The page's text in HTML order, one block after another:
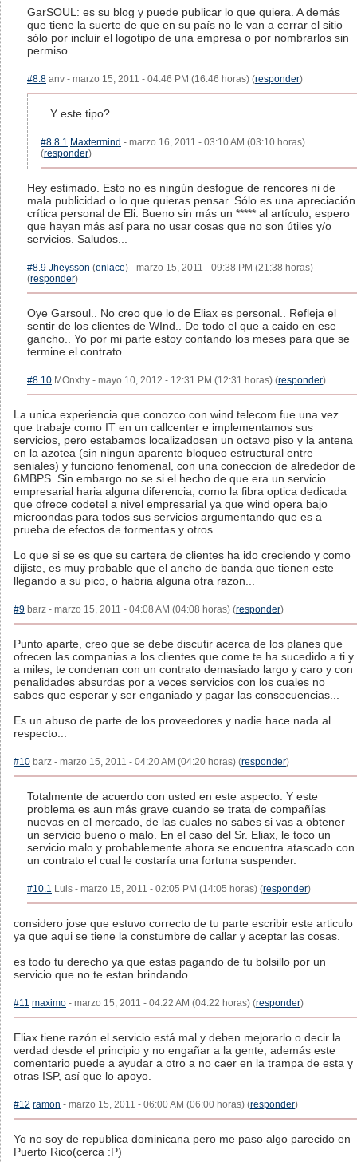
GarSOUL: es su blog y puede publicar lo que quiera. A demás
que tiene la suerte de que en su país no le van a cerrar el sitio
sólo por incluir el logotipo de una empresa o por nombrarlos sin
permiso.
#8.8 anv - marzo 15, 2011 - 04:46 PM (16:46 horas) (responder)
...Y este tipo?
#8.8.1 Maxtermind - marzo 16, 2011 - 03:10 AM (03:10 horas)
(responder)
Hey estimado. Esto no es ningún desfogue de rencores ni de
mala publicidad o lo que quieras pensar. Sólo es una apreciación
crítica personal de Eli. Bueno sin más un ***** al artículo, espero
que hayan más así para no usar cosas que no son útiles y/o
servicios. Saludos...
#8.9 Jheysson (enlace) - marzo 15, 2011 - 09:38 PM (21:38 horas)
(responder)
Oye Garsoul.. No creo que lo de Eliax es personal.. Refleja el
sentir de los clientes de WInd.. De todo el que a caido en ese
gancho.. Yo por mi parte estoy contando los meses para que se
termine el contrato..
#8.10 MOnxhy - mayo 10, 2012 - 12:31 PM (12:31 horas) (responder)
La unica experiencia que conozco con wind telecom fue una vez
que trabaje como IT en un callcenter e implementamos sus
servicios, pero estabamos localizadosen un octavo piso y la antena
en la azotea (sin ningun aparente bloqueo estructural entre
seniales) y funciono fenomenal, con una coneccion de alrededor de
6MBPS. Sin embargo no se si el hecho de que era un servicio
empresarial haria alguna diferencia, como la fibra optica dedicada
que ofrece codetel a nivel empresarial ya que wind opera bajo
microondas para todos sus servicios argumentando que es a
prueba de efectos de tormentas y otros.
Lo que si se es que su cartera de clientes ha ido creciendo y como
dijiste, es muy probable que el ancho de banda que tienen este
llegando a su pico, o habria alguna otra razon...
#9 barz - marzo 15, 2011 - 04:08 AM (04:08 horas) (responder)
Punto aparte, creo que se debe discutir acerca de los planes que
ofrecen las companias a los clientes que come te ha sucedido a ti y
a miles, te condenan con un contrato demasiado largo y caro y con
penalidades absurdas por a veces servicios con los cuales no
sabes que esperar y ser enganiado y pagar las consecuencias...
Es un abuso de parte de los proveedores y nadie hace nada al
respecto...
#10 barz - marzo 15, 2011 - 04:20 AM (04:20 horas) (responder)
Totalmente de acuerdo con usted en este aspecto. Y este
problema es aun más grave cuando se trata de compañías
nuevas en el mercado, de las cuales no sabes si vas a obtener
un servicio bueno o malo. En el caso del Sr. Eliax, le toco un
servicio malo y probablemente ahora se encuentra atascado con
un contrato el cual le costaría una fortuna suspender.
#10.1 Luis - marzo 15, 2011 - 02:05 PM (14:05 horas) (responder)
considero jose que estuvo correcto de tu parte escribir este articulo
ya que aqui se tiene la constumbre de callar y aceptar las cosas.
es todo tu derecho ya que estas pagando de tu bolsillo por un
servicio que no te estan brindando.
#11 maximo - marzo 15, 2011 - 04:22 AM (04:22 horas) (responder)
Eliax tiene razón el servicio está mal y deben mejorarlo o decir la
verdad desde el principio y no engañar a la gente, además este
comentario puede a ayudar a otro a no caer en la trampa de esta y
otras ISP, así que lo apoyo.
#12 ramon - marzo 15, 2011 - 06:00 AM (06:00 horas) (responder)
Yo no soy de republica dominicana pero me paso algo parecido en
Puerto Rico(cerca :P)